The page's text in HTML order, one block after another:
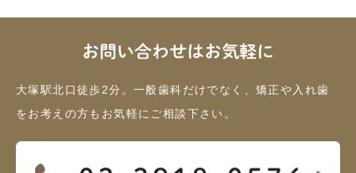
お問い合わせはお気軽に
大塚駅北口徒歩2分。一般歯科だけでなく、矯正や入れ歯
をお考えの方もお気軽にご相談下さい。